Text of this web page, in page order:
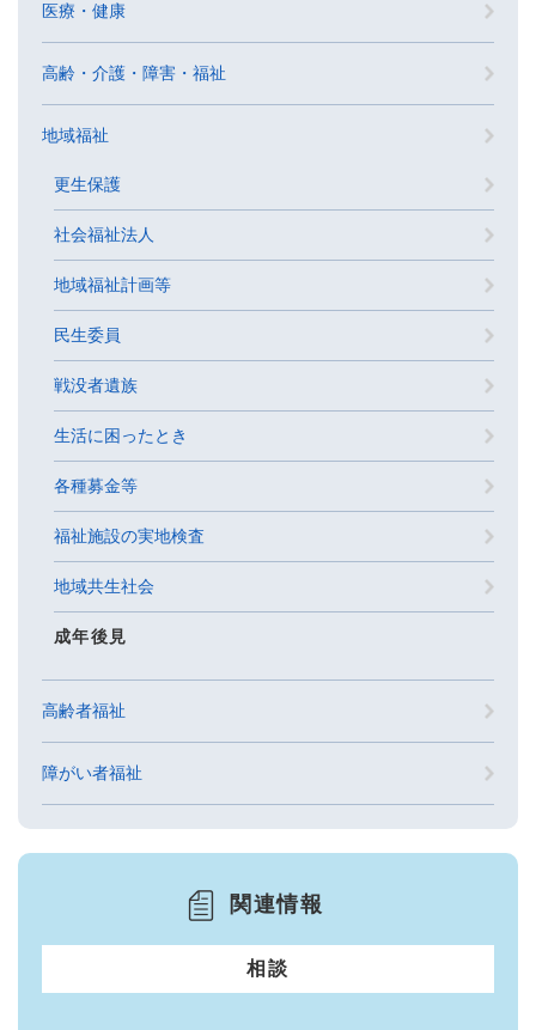
医療・健康
高齢・介護・障害・福祉
地域福祉
更生保護
社会福祉法人
地域福祉計画等
民生委員
戦没者遺族
生活に困ったとき
各種募金等
福祉施設の実地検査
地域共生社会
成年後見
高齢者福祉
障がい者福祉
関連情報
相談